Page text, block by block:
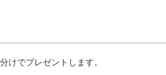
けでプレゼントします。